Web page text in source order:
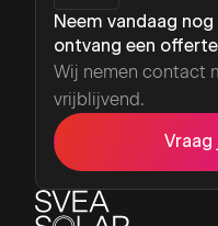
Neem vandaag
ontvang een
Wij nemen contact
vrijblijvend.
Vraag